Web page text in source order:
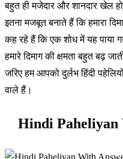
बहुत ही मजेदार और शानदार खेल
इतना मजबूत बनाते हैं कि हमारा
कह रहे हैं कि एक शोध में यह पाया
हमारे दिमाग की क्षमता बहुत
जरिए हम आपको दुर्लभ हिंदी
वाले हैं।
Hindi Paheliyan